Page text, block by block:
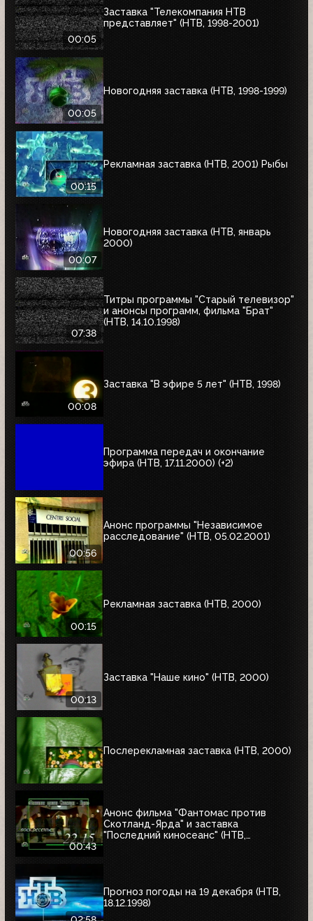
00:05
Заставка "Телекомпания НТВ
представляет" (НТВ, 1998-2001)
00:05
Новогодняя заставка (НТВ, 1998-1999)
00:15
Рекламная заставка (НТВ, 2001) Рыбы
00:07
Новогодняя заставка (НТВ, январь
2000)
07:38
Титры программы "Старый телевизор"
и анонсы программ, фильма "Брат"
(НТВ, 14.10.1998)
00:08
Заставка "В эфире 5 лет" (НТВ, 1998)
Программа передач и окончание
эфира (НТВ, 17.11.2000) (+2)
00:56
Анонс программы "Независимое
расследование" (НТВ, 05.02.2001)
00:15
Рекламная заставка (НТВ, 2000)
00:13
Заставка "Наше кино" (НТВ, 2000)
Послерекламная заставка (НТВ, 2000)
00:43
Анонс фильма "Фантомас против
Скотланд-Ярда" и заставка
"Последний киносеанс" (НТВ,
Прогноз погоды на 19 декабря (НТВ,
18.12.1998)